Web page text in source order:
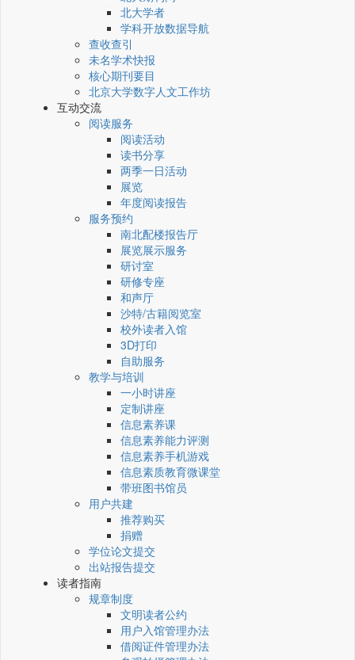
北大学者
学科开放数据导航
查收查引
未名学术快报
核心期刊要目
北京大学数字人文工作坊
互动交流
阅读服务
阅读活动
读书分享
两季一日活动
展览
年度阅读报告
服务预约
南北配楼报告厅
展览展示服务
研讨室
研修专座
和声厅
沙特/古籍阅览室
校外读者入馆
3D打印
自助服务
教学与培训
一小时讲座
定制讲座
信息素养课
信息素养能力评测
信息素养手机游戏
信息素质教育微课堂
带班图书馆员
用户共建
推荐购买
捐赠
学位论文提交
出站报告提交
读者指南
规章制度
文明读者公约
用户入馆管理办法
借阅证件管理办法